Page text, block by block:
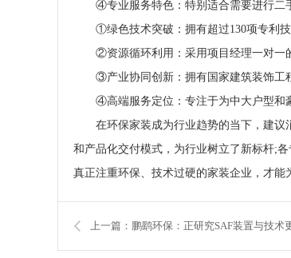
④专业服务特色：特别适合需要进行二
①绿色技术突破：拥有超过130项专利技
②资源循环利用：采用项目经理一对一的
③产业协同创新：拥有国家建筑装饰工
④高端服务定位：专注于为中大户型和豪
在环保家装成为行业趋势的当下，建议
和产品化交付模式，为行业树立了新标杆;
真正注重环保、技术过硬的家装企业，才能
上一篇：鹏鹞环保：正研究SAF装置与技术